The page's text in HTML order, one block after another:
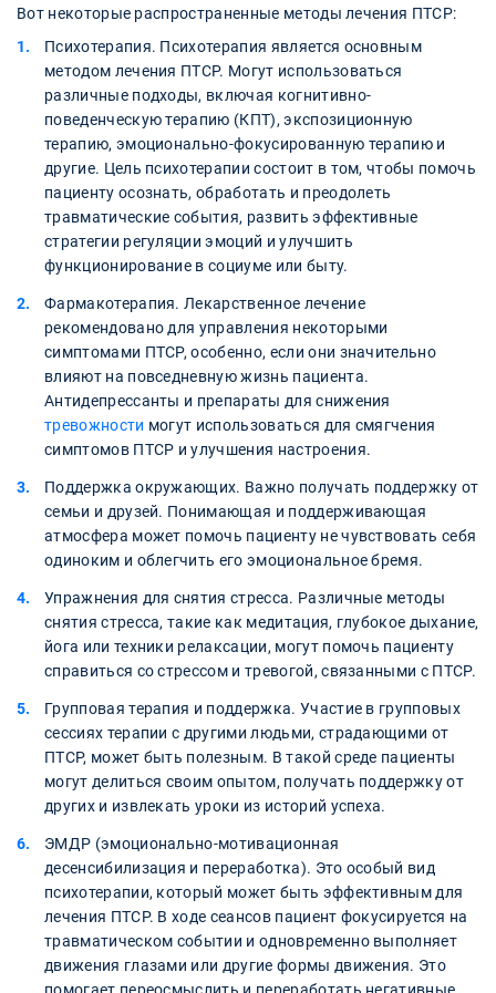
Вот некоторые распространенные методы лечения ПТСР:
Психотерапия. Психотерапия является основным
методом лечения ПТСР. Могут использоваться
различные подходы, включая когнитивно-
поведенческую терапию (КПТ), экспозиционную
терапию, эмоционально-фокусированную терапию и
другие. Цель психотерапии состоит в том, чтобы помочь
пациенту осознать, обработать и преодолеть
травматические события, развить эффективные
стратегии регуляции эмоций и улучшить
функционирование в социуме или быту.
Фармакотерапия. Лекарственное лечение
рекомендовано для управления некоторыми
симптомами ПТСР, особенно, если они значительно
влияют на повседневную жизнь пациента.
Антидепрессанты и препараты для снижения
тревожности могут использоваться для смягчения
симптомов ПТСР и улучшения настроения.
Поддержка окружающих. Важно получать поддержку от
семьи и друзей. Понимающая и поддерживающая
атмосфера может помочь пациенту не чувствовать себя
одиноким и облегчить его эмоциональное бремя.
Упражнения для снятия стресса. Различные методы
снятия стресса, такие как медитация, глубокое дыхание,
йога или техники релаксации, могут помочь пациенту
справиться со стрессом и тревогой, связанными с ПТСР.
Групповая терапия и поддержка. Участие в групповых
сессиях терапии с другими людьми, страдающими от
ПТСР, может быть полезным. В такой среде пациенты
могут делиться своим опытом, получать поддержку от
других и извлекать уроки из историй успеха.
ЭМДР (эмоционально-мотивационная
десенсибилизация и переработка). Это особый вид
психотерапии, который может быть эффективным для
лечения ПТСР. В ходе сеансов пациент фокусируется на
травматическом событии и одновременно выполняет
движения глазами или другие формы движения. Это